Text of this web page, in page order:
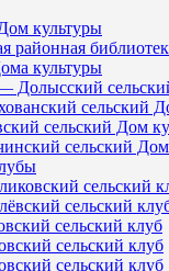
культуры
районная
культуры
Долысский
сельский
сельский Дом
сельский
сельский
сельский
сельский клуб
сельский клуб
сельский клуб